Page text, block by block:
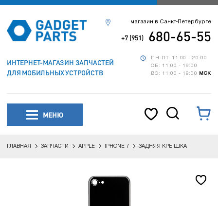
ИНТЕРНЕТ-МАГАЗИН ЗАПЧАСТЕЙ
ДЛЯ МОБИЛЬНЫХ УСТРОЙСТВ
ПН-ПТ: 11:00 - 20:00
СБ: 11:00 - 19:00
ВС: 11:00 - 19:00
МСК
магазин в Санкт-Петербурге
+7 (951) 680-65-55
МЕНЮ
ГЛАВНАЯ ЗАПЧАСТИ APPLE IPHONE 7 ЗАДНЯЯ КРЫШКА